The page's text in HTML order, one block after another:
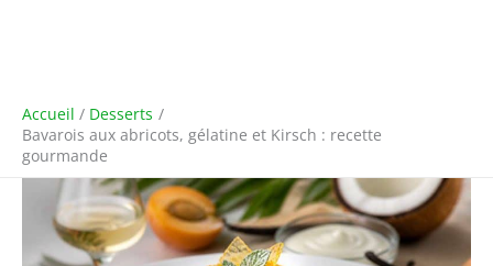
Accueil
Desserts
Bavarois aux abricots, gélatine et Kirsch : recette
gourmande